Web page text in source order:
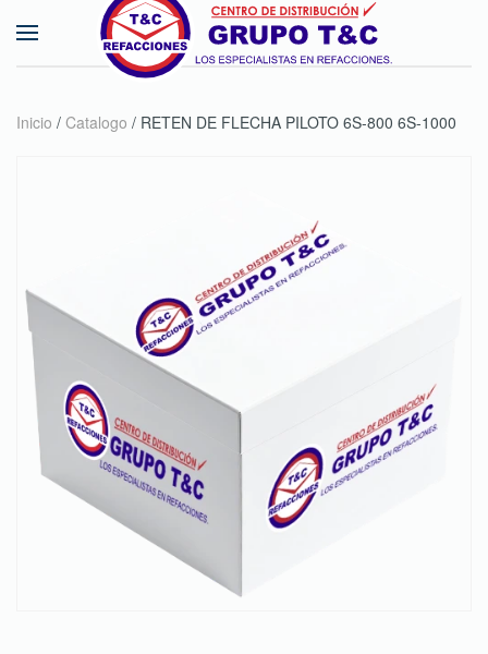
Skip to main content
Inicio / Catalogo / RETEN DE FLECHA PILOTO 6S-800 6S-1000